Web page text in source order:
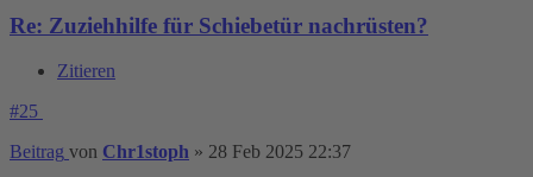
Re: Zuziehhilfe für Schiebetür nachrüsten?
Zitieren
#25
Beitrag von Chr1stoph » 28 Feb 2025 22:37